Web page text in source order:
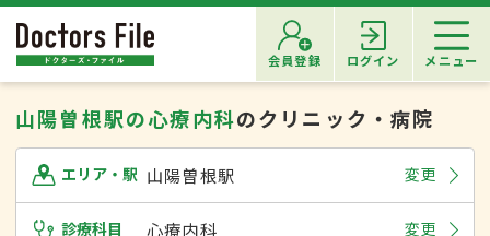
会員登録 ログイン メニュー
山陽曽根駅の心療内科のクリニック・病院
エリア・駅 山陽曽根駅 変更
診療科目 心療内科 変更